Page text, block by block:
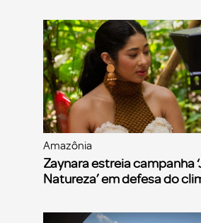
Amazônia
Zaynara estreia campanha
Natureza’ em defesa do